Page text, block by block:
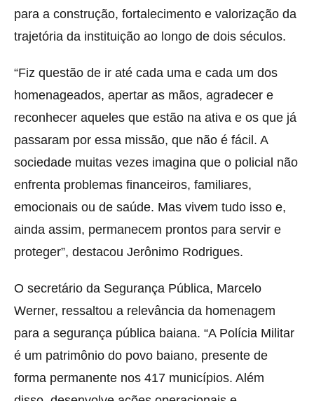
para a construção, fortalecimento e valorização da
trajetória da instituição ao longo de dois séculos.
“Fiz questão de ir até cada uma e cada um dos
homenageados, apertar as mãos, agradecer e
reconhecer aqueles que estão na ativa e os que já
passaram por essa missão, que não é fácil. A
sociedade muitas vezes imagina que o policial não
enfrenta problemas financeiros, familiares,
emocionais ou de saúde. Mas vivem tudo isso e,
ainda assim, permanecem prontos para servir e
proteger”, destacou Jerônimo Rodrigues.
O secretário da Segurança Pública, Marcelo
Werner, ressaltou a relevância da homenagem
para a segurança pública baiana. “A Polícia Militar
é um patrimônio do povo baiano, presente de
forma permanente nos 417 municípios. Além